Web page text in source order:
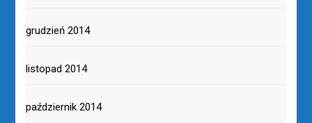
grudzień 2014
listopad 2014
październik 2014